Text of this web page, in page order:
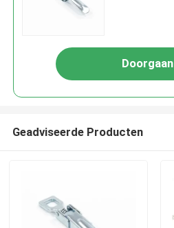
Doorgaan
Geadviseerde Producten